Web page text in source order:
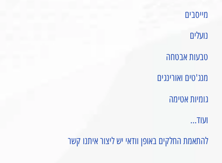
מייסבים
נועלים
טבעות אבטחה
מנג'טים ואורינגים
גומיות אטימה
ועוד…
להתאמת החלקים באופן וודאי יש ליצור איתנו קשר